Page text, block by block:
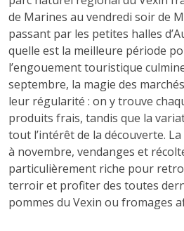
de Marines au vendredi soir de
passant par les petites halles
quelle est la meilleure période
l’engouement touristique
septembre, la magie des
leur régularité : on y trouve
produits frais, tandis que la
tout l’intérêt de la découverte.
à novembre, vendanges et
particulièrement riche pour
terroir et profiter des toutes
pommes du Vexin ou fromages